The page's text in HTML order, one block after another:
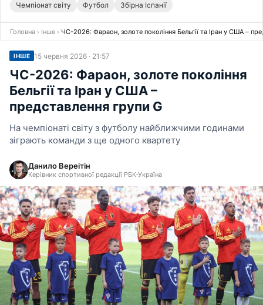
Чемпіонат світу Футбол Збірна Іспанії
Головна › Інше › ЧС-2026: Фараон, золоте покоління Бельгії та Іран у США –
ІНШЕ 15 червня 2026 · 21:57
ЧС-2026: Фараон, золоте покоління
Бельгії та Іран у США –
представлення групи G
На чемпіонаті світу з футболу найближчими годинами
зіграють команди з ще одного квартету
Данило Вереітін
Керівник спортивної редакції РБК-Україна